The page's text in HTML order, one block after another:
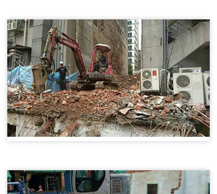
台北房屋拆除-舊屋拆除
房屋拆除
台北房屋拆除-建物拆除